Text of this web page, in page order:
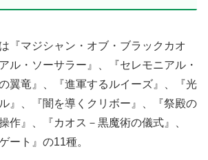
『マジシャン・オブ・ブラックカオ
ル・ソーサラー』、『セレモニアル・
翼竜』、『進軍するルイーズ』、『光
』、『闇を導くクリボー』、『祭殿の
作』、『カオス－黒魔術の儀式』、
ート』の11種。